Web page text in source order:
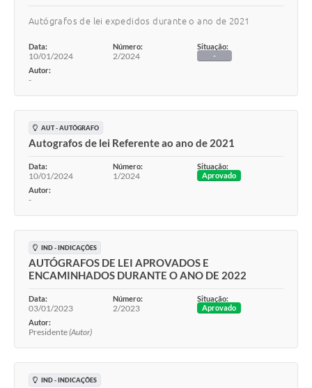
Projetos
Contas Públicas
Editais
Links
Serviços Online
Enquete
Agenda
Diário Oficial
Autógrafos de lei expedidos durante o ano de 2021
Data:
10/01/2024
Número:
2/2024
Situação:
-
Autor:
-
AUT - AUTÓGRAFO
Autografos de lei Referente ao ano de 2021
Data:
10/01/2024
Número:
1/2024
Situação:
Aprovado
Autor:
-
IND - INDICAÇÕES
AUTÓGRAFOS DE LEI APROVADOS E
ENCAMINHADOS DURANTE O ANO DE 2022
Data:
03/01/2023
Número:
2/2023
Situação:
Aprovado
Autor:
Presidente(Autor)
IND - INDICAÇÕES